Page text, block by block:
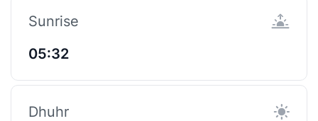
Sunrise
05:32
Dhuhr